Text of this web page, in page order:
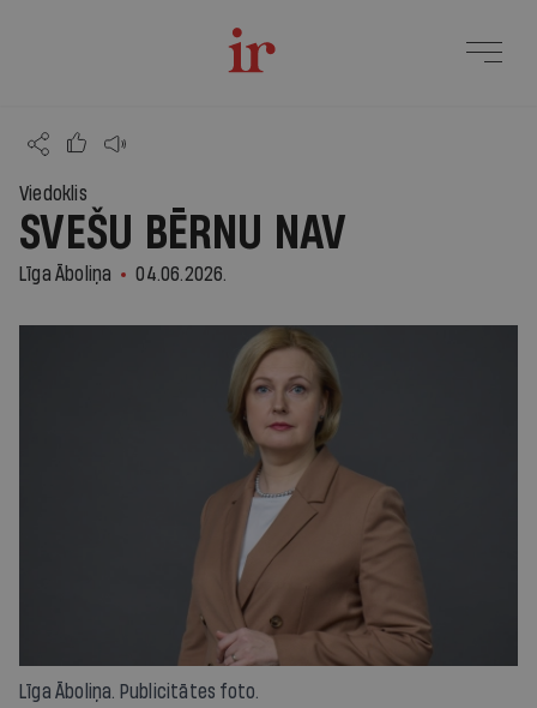
Viedoklis
SVEŠU BĒRNU NAV
Līga Āboliņa 04.06.2026.
Līga Āboliņa. Publicitātes foto.